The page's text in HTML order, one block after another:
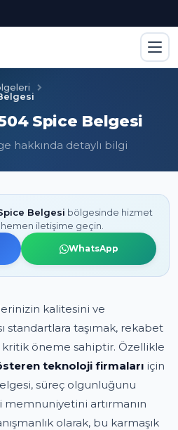
Spice Belgesi
hakkında detaylı bilgi
Spice Belgesi bölgesinde hizmet
iletişime geçin.
WhatsApp
kalitesini ve
standartlara taşımak, rekabet
öneme sahiptir. Özellikle
teknoloji firmaları için
süreç olgunluğunu
memnuniyetini artırmanın
olarak, bu karmaşık